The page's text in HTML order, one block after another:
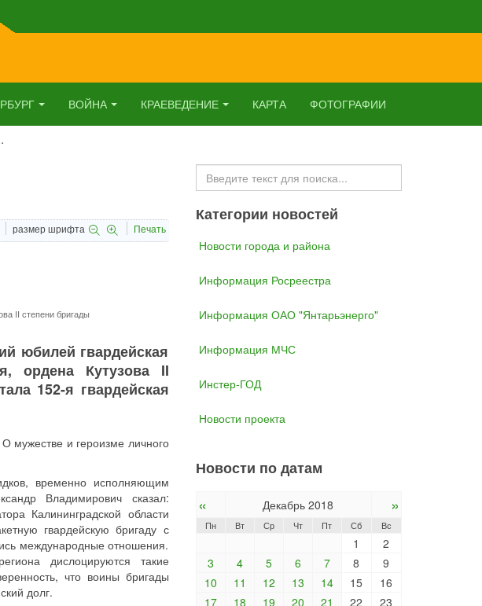
ВОЙНА КРАЕВЕДЕНИЕ КАРТА ФОТОГРАФИИ
размер шрифта Печать
II степени бригады
юбилей гвардейская
ордена Кутузова II
152-я гвардейская
мужестве и героизме личного
временно исполняющим
Владимирович сказал:
Калининградской области
гвардейскую бригаду с
международные отношения.
дислоцируются такие
что воины бригады
долг.
Искать...
Категории новостей
Новости города и района
Информация Росреестра
Информация ОАО "Янтарьэнерго"
Информация МЧС
Инстер-ГОД
Новости проекта
Новости по датам
« Декабрь 2018 »
Пн Вт Ср Чт Пт Сб Вс
1
2
3
4 5 6 7 8
9
10
11 12 13 14 15
16
17
18 19 20 21 22
23